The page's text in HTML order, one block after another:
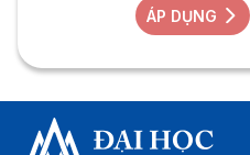
ÁP DỤNG